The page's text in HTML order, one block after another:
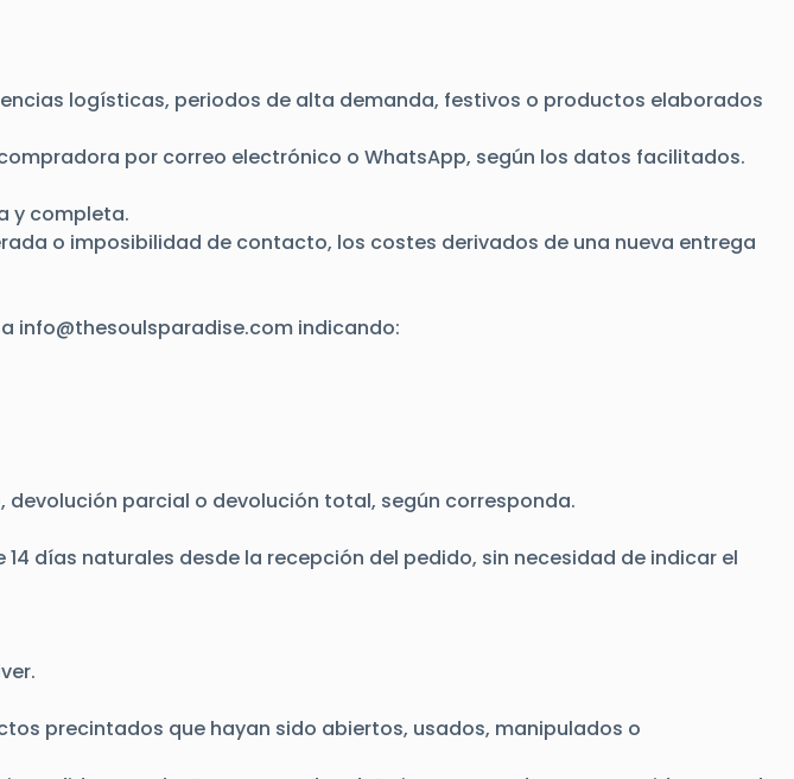
logísticas, periodos de alta demanda, festivos o productos elaborados
por correo electrónico o WhatsApp, según los datos facilitados.
y completa.
o imposibilidad de contacto, los costes derivados de una nueva entrega
info@thesoulsparadise.com indicando:
parcial o devolución total, según corresponda.
días naturales desde la recepción del pedido, sin necesidad de indicar el
precintados que hayan sido abiertos, usados, manipulados o